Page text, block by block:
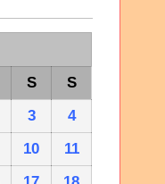
S
S
3
4
10
11